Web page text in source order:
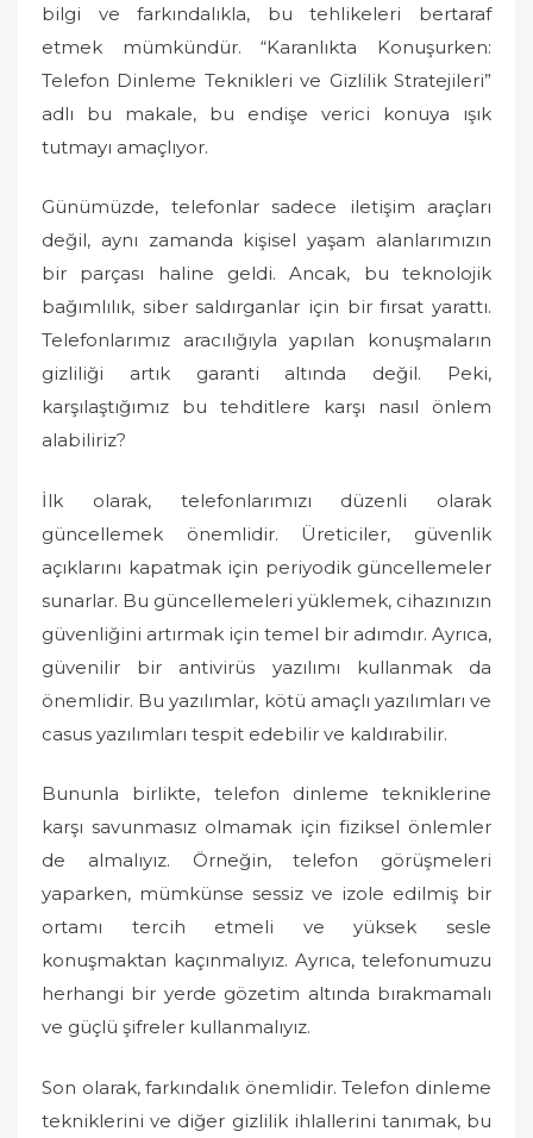
bilgi ve farkındalıkla, bu tehlikeleri bertaraf
etmek mümkündür. “Karanlıkta Konuşurken:
Telefon Dinleme Teknikleri ve Gizlilik Stratejileri”
adlı bu makale, bu endişe verici konuya ışık
tutmayı amaçlıyor.
Günümüzde, telefonlar sadece iletişim araçları
değil, aynı zamanda kişisel yaşam alanlarımızın
bir parçası haline geldi. Ancak, bu teknolojik
bağımlılık, siber saldırganlar için bir fırsat yarattı.
Telefonlarımız aracılığıyla yapılan konuşmaların
gizliliği artık garanti altında değil. Peki,
karşılaştığımız bu tehditlere karşı nasıl önlem
alabiliriz?
İlk olarak, telefonlarımızı düzenli olarak
güncellemek önemlidir. Üreticiler, güvenlik
açıklarını kapatmak için periyodik güncellemeler
sunarlar. Bu güncellemeleri yüklemek, cihazınızın
güvenliğini artırmak için temel bir adımdır. Ayrıca,
güvenilir bir antivirüs yazılımı kullanmak da
önemlidir. Bu yazılımlar, kötü amaçlı yazılımları ve
casus yazılımları tespit edebilir ve kaldırabilir.
Bununla birlikte, telefon dinleme tekniklerine
karşı savunmasız olmamak için fiziksel önlemler
de almalıyız. Örneğin, telefon görüşmeleri
yaparken, mümkünse sessiz ve izole edilmiş bir
ortamı tercih etmeli ve yüksek sesle
konuşmaktan kaçınmalıyız. Ayrıca, telefonumuzu
herhangi bir yerde gözetim altında bırakmamalı
ve güçlü şifreler kullanmalıyız.
Son olarak, farkındalık önemlidir. Telefon dinleme
tekniklerini ve diğer gizlilik ihlallerini tanımak, bu